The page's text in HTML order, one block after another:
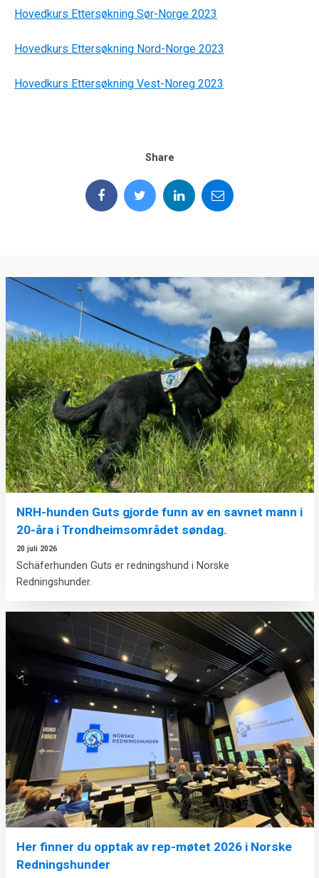
Hovedkurs Ettersøkning Sør-Norge 2023
Hovedkurs Ettersøkning Nord-Norge 2023
Hovedkurs Ettersøkning Vest-Noreg 2023
Share
NRH-hunden Guts gjorde funn av en savnet mann i
20-åra i Trondheimsområdet søndag.
20 juli 2026
Schäferhunden Guts er redningshund i Norske
Redningshunder.
Her finner du opptak av rep-møtet 2026 i Norske
Redningshunder